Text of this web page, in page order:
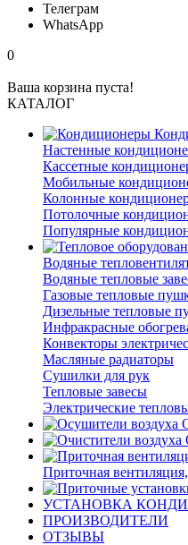
Телеграм
WhatsApp
0
Ваша корзина пуста!
КАТАЛОГ
Настенные
Кассетные
Мобильные
Колонные
Потолочные
Популярные
Водяные
Водяные тепловые
Газовые тепловые
Дизельные тепловые
Инфракрасные
Конвекторы
Масляные радиаторы
Сушилки для рук
Тепловые завесы
Электрические
Приточная
УСТАНОВКА
ПРОИЗВОДИТЕЛИ
ОТЗЫВЫ